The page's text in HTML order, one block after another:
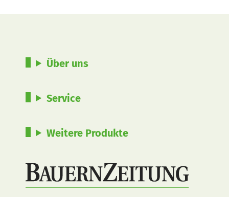
Über uns
Service
Weitere Produkte